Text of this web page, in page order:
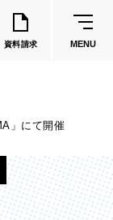
資料請求 MENU
」にて開催